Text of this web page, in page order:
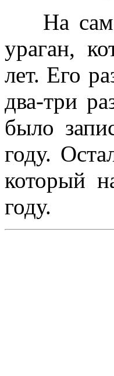
На
ураган,
лет. Его
два-три
было
году.
который
году.